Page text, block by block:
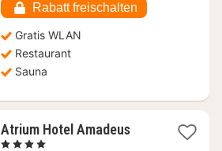
Rabatt freischalten
Gratis WLAN
Restaurant
Sauna
Atrium Hotel Amadeus1
, 4 Sterne